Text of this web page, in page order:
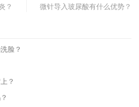
？
微针导入玻尿酸有什么优势？
脸？
？